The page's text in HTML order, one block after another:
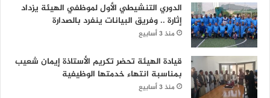
الدوري التنشيطي الأول لموظفي الهيئة يزداد
إثارة .. وفريق البيانات ينفرد بالصدارة
منذ 3 أسابيع
قيادة الهيئة تحضر تكريم الأستاذة إيمان شعيب
بمناسبة انتهاء خدمتها الوظيفية
منذ 3 أسابيع